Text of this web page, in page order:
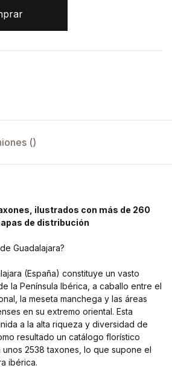
()
ilustrados con más de 260
de distribución
Guadalajara?
(España) constituye un vasto
la Península Ibérica, a caballo entre el
la meseta manchega y las áreas
en su extremo oriental. Esta
a la alta riqueza y diversidad de
resultado un catálogo florístico
2538 taxones, lo que supone el
ibérica.